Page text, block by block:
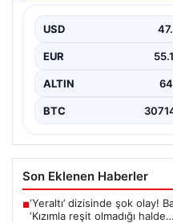
İrlanda temsilcisi
bir…
USD
EUR
ALTIN
BTC
Son Eklenen Haberler
■‘Yeraltı’ dizisinde şok olay!
‘Kızımla reşit olmadığı